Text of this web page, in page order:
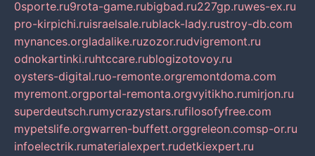
0sporte.ru9rota-game.rubigbad.ru227gp.ruwes-ex.ru
pro-kirpichi.ruisraelsale.rublack-lady.rustroy-db.com
mynances.orgladalike.ruzozor.rudvigremont.ru
odnokartinki.ruhtccare.rublogizotovoy.ru
oysters-digital.ruo-remonte.orgremontdoma.com
myremont.orgportal-remonta.orgvyitikho.rumirjon.ru
superdeutsch.rumycrazystars.rufilosofyfree.com
mypetslife.orgwarren-buffett.orggreleon.comsp-or.ru
infoelectrik.rumaterialexpert.rudetkiexpert.ru